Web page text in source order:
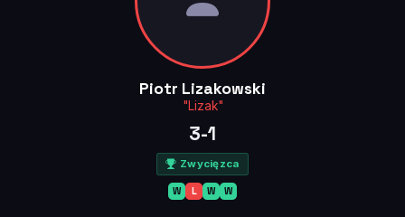
Piotr Lizakowski
"Lizak"
3-1
Zwycięzca
W L W W